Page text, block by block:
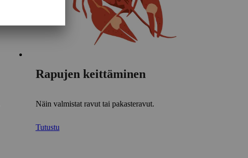
Rapujen keittäminen
Näin valmistat ravut tai pakasteravut.
Tutustu